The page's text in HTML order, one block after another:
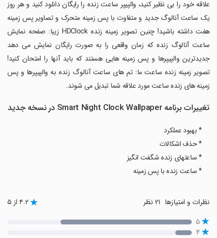
علاقه خود را بی نظیر کنید، والپیپر ساعت زنده را رایگان دانلود کنید و هر روز
یک ساعت آنالوگ جدید و متفاوت با پس زمینه متحرک و تصاویر پس زمینه
هفت داشته باشید! چنین تصویر زمینه زنده HDClock زیبا: صفحه نمایش
ساعت آنالوگ زنده که زمان واقعی را به صورت رایگان نمایش می دهد
جدیدترین والپیپرها و پس زمینه هایی هستند که باید آنها را امتحان کنید!
تصویر زمینه زنده ساعت ما: تم های ساعت آنالوگ زنده به والپیپرها و پس
زمینه های زنده ساعت مورد علاقه شما تبدیل می شوند.
تغییرات برنامه Smart Night Clock Wallpaper در نسخه جدید
* بهبود عملکرد
* حذف اشکالات
* ساعتهای زنده شگفت انگیز
* ساعت زنده با پس زمینه
نظرات و امتیازها ۴.۲ از ۵
۵
۴